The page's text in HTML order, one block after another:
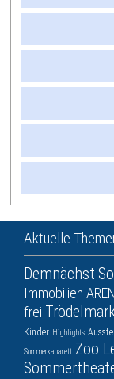
Aktuelle
Demnächst
Immobilien
frei
Kinder Highlights
Sommerkabarett Zoo